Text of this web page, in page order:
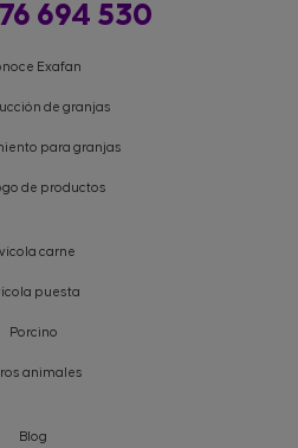
694 530
Exafan
de granjas
para granjas
de productos
carne
puesta
Porcino
animales
Blog